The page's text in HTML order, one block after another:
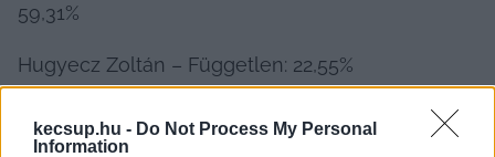
kecsup.hu - Do Not Process My Personal
Information
59,31%
Hugyecz Zoltán – Független: 22,55%
HIRDETÉS